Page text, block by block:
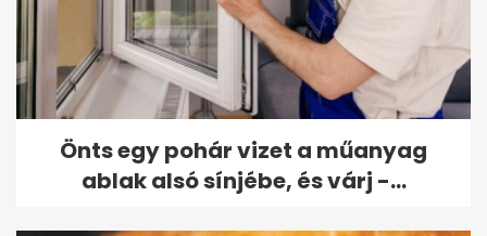
Önts egy pohár vizet a műanyag
ablak alsó sínjébe, és várj -...